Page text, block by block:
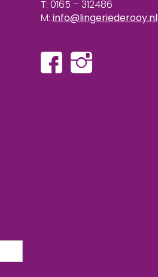
T: 0165 – 312486
M: info@lingeriederooy.nl